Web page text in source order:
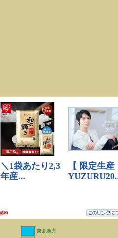
東北地方